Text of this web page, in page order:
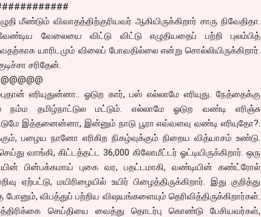
விவாதத்திற்குரியவர் ஆகியிருக்கிறார் சாரு நிவேதிதா.
வேலையை விட்டு விட்டு எழுதியதைப் பற்றி புலம்பித்
யாரிடமும் விலைப் போவதில்லை என்று சொல்லியிருக்கிறார்.
சரிதேன்.
எரியுதுன்னா.. ஓடுற கார், பஸ் எல்லாமே எரியுது. நேத்தைக்கு
தமிழ்நாட்டுல மட்டும். எல்லாமே ஓடுற வண்டி எரிஞ்சு
இத்தனைன்னா, இன்னும் நாடு பூரா எவ்வளவு வண்டி எரியுதோ?.
பழைய நானோ எரிகிற நிகழ்வுக்கும் நிறைய வித்யாசம் உண்டு.
வாங்கி, கிட்டத்தட்ட 36,000 கிலோமீட்டர் ஓட்டியிருக்கிறார். ஒரு
பின்பக்கமாய் புகை வர, பதட்டமாகி, வண்டியின் கண்ட்ரோல்
ஏற்பட்டு, மயிரிழையில் உயிர் பிழைத்திருக்கிறார். இது குறித்து
விபத்துப் பற்றிய விஷயங்களையும் தெரிவித்திருக்கிறார்கள்.
செய்தியை வைத்து தொடர்பு கொண்டு பேசியவர்கள்,